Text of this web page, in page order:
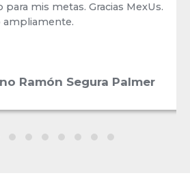
mis metas. Gracias MexUs.
ampliamente.
Ramón Segura Palmer